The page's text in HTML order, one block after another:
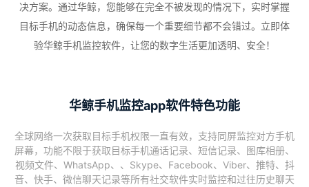
决方案。通过华鲸，您能够在完全不被发现的情况下，实时掌握
目标手机的动态信息，确保每一个重要细节都不会错过。立即体
验华鲸手机监控软件，让您的数字生活更加透明、安全！
华鲸手机监控app软件特色功能
全球网络一次获取目标手机权限一直有效，支持同屏监控对方手机
屏幕，功能不限于获取目标手机通话记录、短信记录、图库相册、
视频文件、WhatsApp、、Skype、Facebook、Viber、推特、抖
音、快手、微信聊天记录等所有社交软件实时监控和过往历史聊天